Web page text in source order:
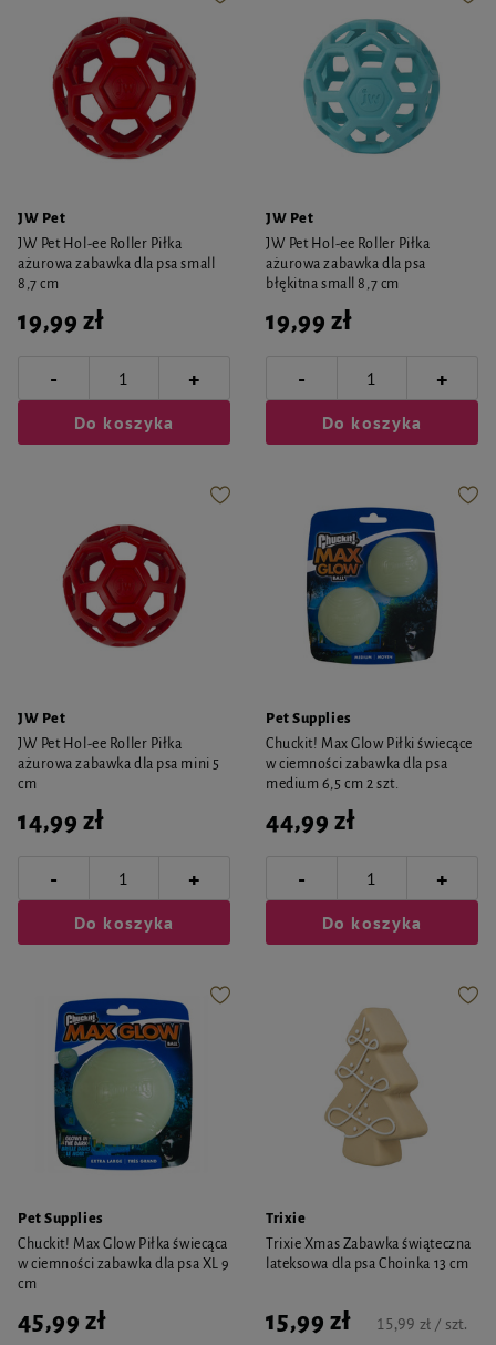
JW Pet
JW Pet Hol-ee Roller Piłka
ażurowa zabawka dla psa small
8,7 cm
19,99 zł
- +
Do koszyka
JW Pet
JW Pet Hol-ee Roller Piłka
ażurowa zabawka dla psa
błękitna small 8,7 cm
19,99 zł
- +
Do koszyka
JW Pet
JW Pet Hol-ee Roller Piłka
ażurowa zabawka dla psa mini 5
cm
14,99 zł
- +
Do koszyka
Pet Supplies
Chuckit! Max Glow Piłki świecące
w ciemności zabawka dla psa
medium 6,5 cm 2 szt.
44,99 zł
- +
Do koszyka
Pet Supplies
Chuckit! Max Glow Piłka świecąca
w ciemności zabawka dla psa XL 9
cm
45,99 zł
Trixie
Trixie Xmas Zabawka świąteczna
lateksowa dla psa Choinka 13 cm
15,99 zł 15,99 zł / szt.